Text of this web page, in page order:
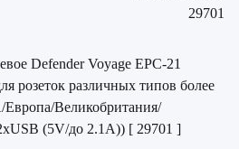
29701
Defender Voyage EPC-21
розеток различных типов более
Великобритания/
(5V/до 2.1А)) [ 29701 ]